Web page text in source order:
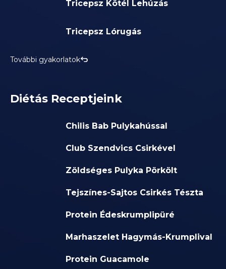
Tricepsz Kötél Lehúzás
Tricepsz Lórugás
További gyakorlatok
Diétás Receptjeink
Chilis Bab Pulykahússal
Club Szendvics Csirkével
Zöldséges Pulyka Pörkölt
Tejszínes-Sajtos Csirkés Tészta
Protein Édeskrumplipüré
Marhaszelet Hagymás-Krumplival
Protein Guacamole